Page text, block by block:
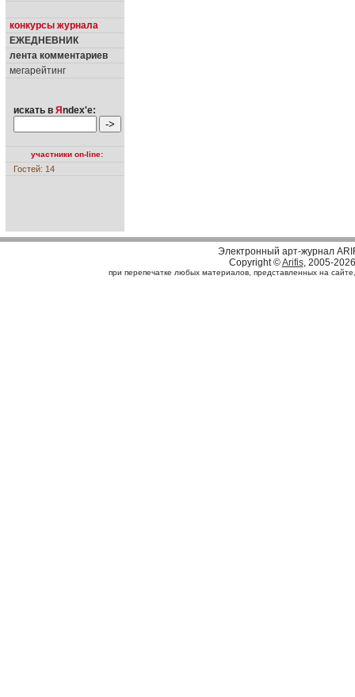
конкурсы журнала
ЕЖЕДНЕВНИК
лента комментариев
мегарейтинг
искать в Я ndex'е:
участники on-line:
Гостей: 14
Электронный арт-журнал
Copyright ©Arifis, 2005-2026
при перепечатке любых материалов, представленных на